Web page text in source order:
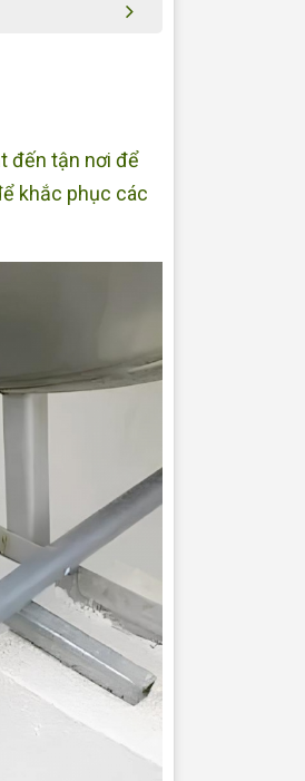
đến tận nơi để
khắc phục các